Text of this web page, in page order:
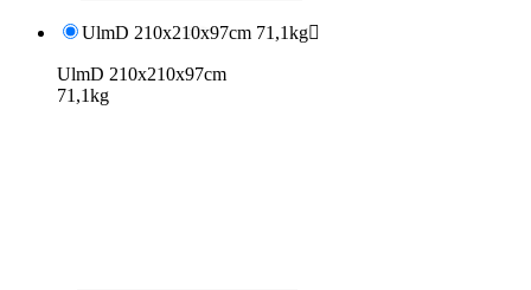
UlmD 210x210x97cm 71,1kg
UlmD 210x210x97cm
71,1kg